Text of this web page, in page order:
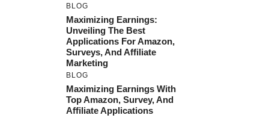
BLOG
Maximizing Earnings:
Unveiling The Best
Applications For Amazon,
Surveys, And Affiliate
Marketing
BLOG
Maximizing Earnings With
Top Amazon, Survey, And
Affiliate Applications